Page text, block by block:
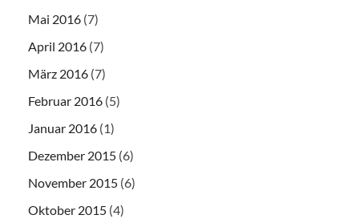
Mai 2016 (7)
April 2016 (7)
März 2016 (7)
Februar 2016 (5)
Januar 2016 (1)
Dezember 2015 (6)
November 2015 (6)
Oktober 2015 (4)